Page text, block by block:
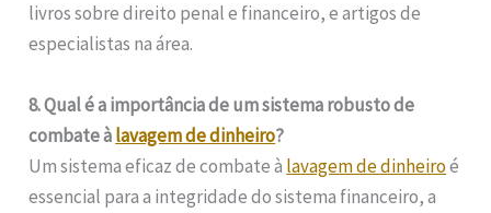
livros sobre direito penal e financeiro, e artigos de
especialistas na área.
8. Qual é a importância de um sistema robusto de
combate àlavagem de dinheiro?
Um sistema eficaz de combate à lavagem de dinheiroé
essencial para a integridade do sistema financeiro, a